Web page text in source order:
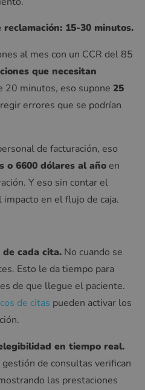
15-30 minutos.
al mes con un CCR del 85
que necesitan
20 minutos, eso supone 25
errores que se podrían
de facturación, eso
o 6600 dólares al año en
Y eso sin contar el
en el flujo de caja.
cada cita. No cuando se
Esto le da tiempo para
de que llegue el paciente.
de citas pueden activar los
en tiempo real.
de consultas verifican
las prestaciones